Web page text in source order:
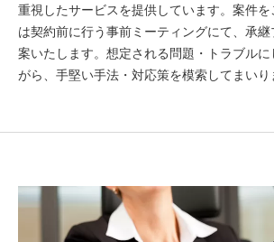
重視したサービスを提供しています。案件
は契約前に行う事前ミーティングにて、承
案いたします。想定される問題・トラブル
がら、手堅い手法・対応策を模索してまいり